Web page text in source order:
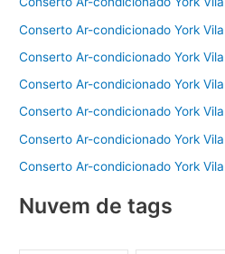
Conserto Ar-condicionado York
Conserto Ar-condicionado York
Conserto Ar-condicionado York
Conserto Ar-condicionado York
Conserto Ar-condicionado York
Conserto Ar-condicionado York
Nuvem de tags